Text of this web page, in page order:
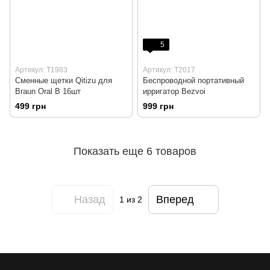
Артикул: T1983
Сменные щетки Qitizu для
Braun Oral B 16шт
499 грн
5
Артикул: T2017
Беспроводной портативный
ирригатор Bezvoi
999 грн
Показать еще 6 товаров
Назад 1из 2 Вперед